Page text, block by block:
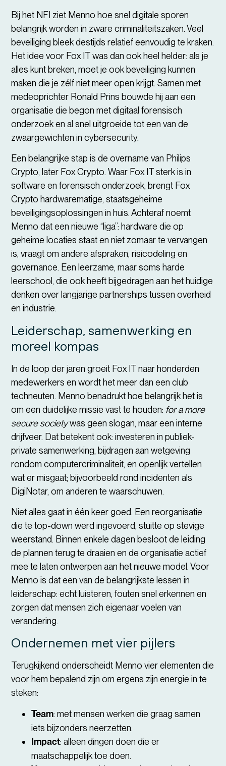
Bij het NFI ziet Menno hoe snel digitale sporen
belangrijk worden in zware criminaliteitszaken. Veel
beveiliging bleek destijds relatief eenvoudig te kraken.
Het idee voor Fox IT was dan ook heel helder: als je
alles kunt breken, moet je ook beveiliging kunnen
maken die je zélf niet meer open krijgt. Samen met
medeoprichter Ronald Prins bouwde hij aan een
organisatie die begon met digitaal forensisch
onderzoek en al snel uitgroeide tot een van de
zwaargewichten in cybersecurity.
Een belangrijke stap is de overname van Philips
Crypto, later Fox Crypto. Waar Fox IT sterk is in
software en forensisch onderzoek, brengt Fox
Crypto hardwarematige, staatsgeheime
beveiligingsoplossingen in huis. Achteraf noemt
Menno dat een nieuwe “liga”: hardware die op
geheime locaties staat en niet zomaar te vervangen
is, vraagt om andere afspraken, risicodeling en
governance. Een leerzame, maar soms harde
leerschool, die ook heeft bijgedragen aan het huidige
denken over langjarige partnerships tussen overheid
en industrie.
Leiderschap, samenwerking en
moreel kompas
In de loop der jaren groeit Fox IT naar honderden
medewerkers en wordt het meer dan een club
techneuten. Menno benadrukt hoe belangrijk het is
om een duidelijke missie vast te houden: for a more
secure societywas geen slogan, maar een interne
drijfveer. Dat betekent ook: investeren in publiek-
private samenwerking, bijdragen aan wetgeving
rondom computercriminaliteit, en openlijk vertellen
wat er misgaat; bijvoorbeeld rond incidenten als
DigiNotar, om anderen te waarschuwen.
Niet alles gaat in één keer goed. Een reorganisatie
die te top-down werd ingevoerd, stuitte op stevige
weerstand. Binnen enkele dagen besloot de leiding
de plannen terug te draaien en de organisatie actief
mee te laten ontwerpen aan het nieuwe model. Voor
Menno is dat een van de belangrijkste lessen in
leiderschap: echt luisteren, fouten snel erkennen en
zorgen dat mensen zich eigenaar voelen van
verandering.
Ondernemen met vier pijlers
Terugkijkend onderscheidt Menno vier elementen die
voor hem bepalend zijn om ergens zijn energie in te
steken:
Team: met mensen werken die graag samen
iets bijzonders neerzetten.
Impact: alleen dingen doen die er
maatschappelijk toe doen.